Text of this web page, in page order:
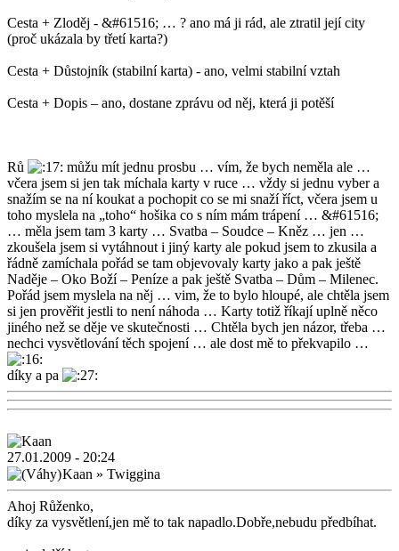
Cesta + Zloděj - &#61516; … ? ano má ji rád, ale ztratil její city
(proč ukázala by třetí karta?)
Cesta + Důstojník (stabilní karta) - ano, velmi stabilní vztah
Cesta + Dopis – ano, dostane zprávu od něj, která ji potěší
Rů
můžu mít jednu prosbu … vím, že bych neměla ale …
včera jsem si jen tak míchala karty v ruce … vždy si jednu vyber a
snažím se na ní koukat a pochopit co se mi snaží říct, včera jsem u
toho myslela na „toho“ hošika co s ním mám trápení … &#61516;
… měla jsem tam 3 karty … Svatba – Soudce – Kněz … jen …
zkoušela jsem si vytáhnout i jiný karty ale pokud jsem to zkusila a
řádně zamíchala pořád se tam objevovaly karty jako a pak ještě
Naděje – Oko Boží – Peníze a pak ještě Svatba – Dům – Milenec.
Pořád jsem myslela na něj … vim, že to bylo hloupé, ale chtěla jsem
si jen prověřit jestli to není náhoda … Karty totiž říkají uplně něco
jiného než se děje ve skutečnosti … Chtěla bych jen názor, třeba …
nechci vysvětlování těch spojení … ale dost mě to překvapilo …
díky a pa
27.01.2009 - 20:24
Kaan » Twiggina
Ahoj Růženko,
díky za vysvětlení,jen mě to tak napadlo.Dobře,nebudu předbíhat.